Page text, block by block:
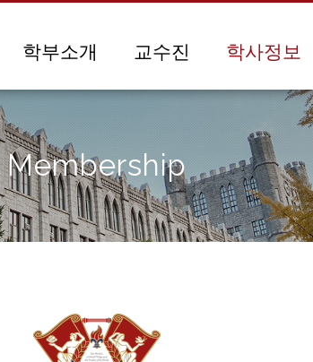
학부소개 교수진 학사정보
Membership